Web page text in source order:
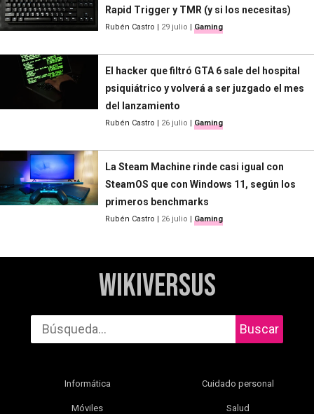
Rapid Trigger y TMR (y si los necesitas)
Rubén Castro | 29 julio | Gaming
El hacker que filtró GTA 6 sale del hospital
psiquiátrico y volverá a ser juzgado el mes
del lanzamiento
Rubén Castro | 26 julio | Gaming
La Steam Machine rinde casi igual con
SteamOS que con Windows 11, según los
primeros benchmarks
Rubén Castro | 26 julio | Gaming
WikiVersus
Buscar
Informática
Móviles
Cuidado personal
Salud